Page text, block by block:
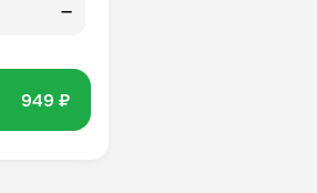
—
949 ₽